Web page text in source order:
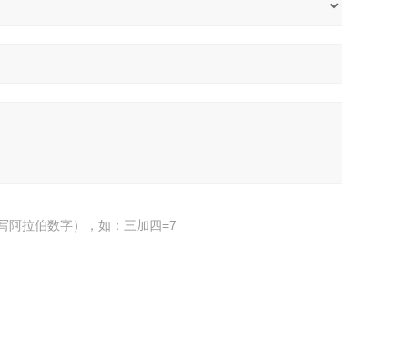
阿拉伯数字），如：三加四=7